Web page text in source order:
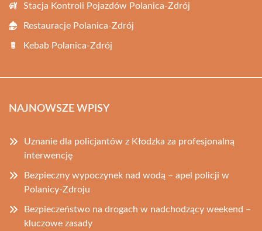
Stacja Kontroli Pojazdów Polanica-Zdrój
Restauracje Polanica-Zdrój
Kebab Polanica-Zdrój
NAJNOWSZE WPISY
Uznanie dla policjantów z Kłodzka za profesjonalną
interwencję
Bezpieczny wypoczynek nad wodą – apel policji w
Polanicy-Zdroju
Bezpieczeństwo na drogach w nadchodzący weekend –
kluczowe zasady